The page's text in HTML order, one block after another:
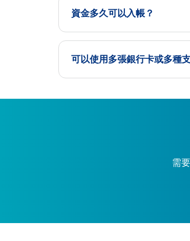
資金多久可以入帳？
可以使用多張銀行卡或多種
需